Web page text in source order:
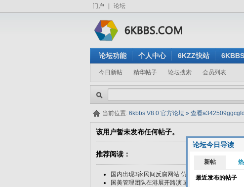
门户 论坛
论坛功能 个人中心 6KZZ快站
今日新帖 精华帖子 论坛搜索 会员列表
论坛今日导读
当前位置: 6kbbs V8.0 官方论坛 » 查看
该用户暂未发布任何帖子。
推荐阅读：
国内出现3家民间反腐网站 仿印度“我行贿了”
国美管理团队在港展开路演 或为增发铺路